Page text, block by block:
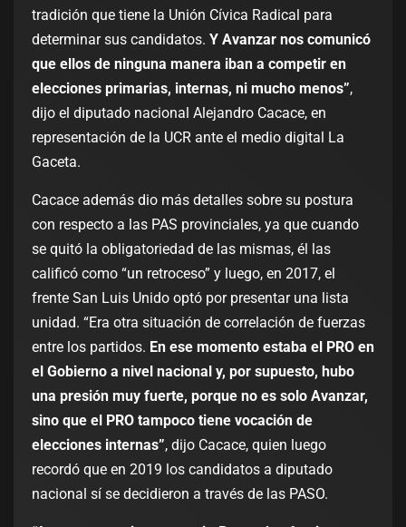
tradición que tiene la Unión Cívica Radical para
determinar sus candidatos. Y Avanzar nos comunicó
que ellos de ninguna manera iban a competir en
elecciones primarias, internas, ni mucho menos”,
dijo el diputado nacional Alejandro Cacace, en
representación de la UCR ante el medio digital La
Gaceta.
Cacace además dio más detalles sobre su postura
con respecto a las PAS provinciales, ya que cuando
se quitó la obligatoriedad de las mismas, él las
calificó como “un retroceso” y luego, en 2017, el
frente San Luis Unido optó por presentar una lista
unidad. “Era otra situación de correlación de fuerzas
entre los partidos. En ese momento estaba el PRO en
el Gobierno a nivel nacional y, por supuesto, hubo
una presión muy fuerte, porque no es solo Avanzar,
sino que el PRO tampoco tiene vocación de
elecciones internas”, dijo Cacace, quien luego
recordó que en 2019 los candidatos a diputado
nacional sí se decidieron a través de las PASO.